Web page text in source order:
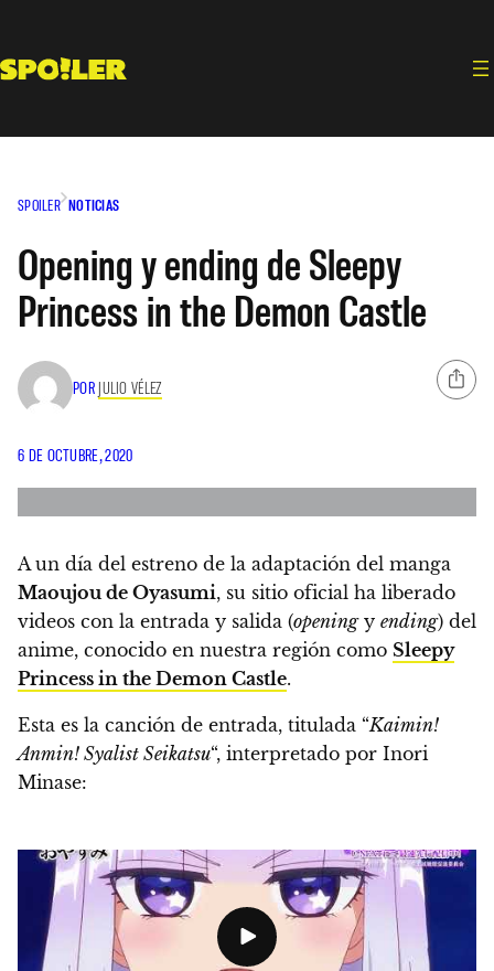
contenido
SPOILER NOTICIAS
Opening y ending de Sleepy
Princess in the Demon Castle
POR JULIO VÉLEZ
6 DE OCTUBRE, 2020
A un día del estreno de la adaptación del manga
Maoujou de Oyasumi, su sitio oficial ha liberado
videos con la entrada y salida (openingy ending) del
anime, conocido en nuestra región como Sleepy
Princess in the Demon Castle.
Esta es la canción de entrada, titulada “Kaimin!
Anmin! Syalist Seikatsu“, interpretado por Inori
Minase: